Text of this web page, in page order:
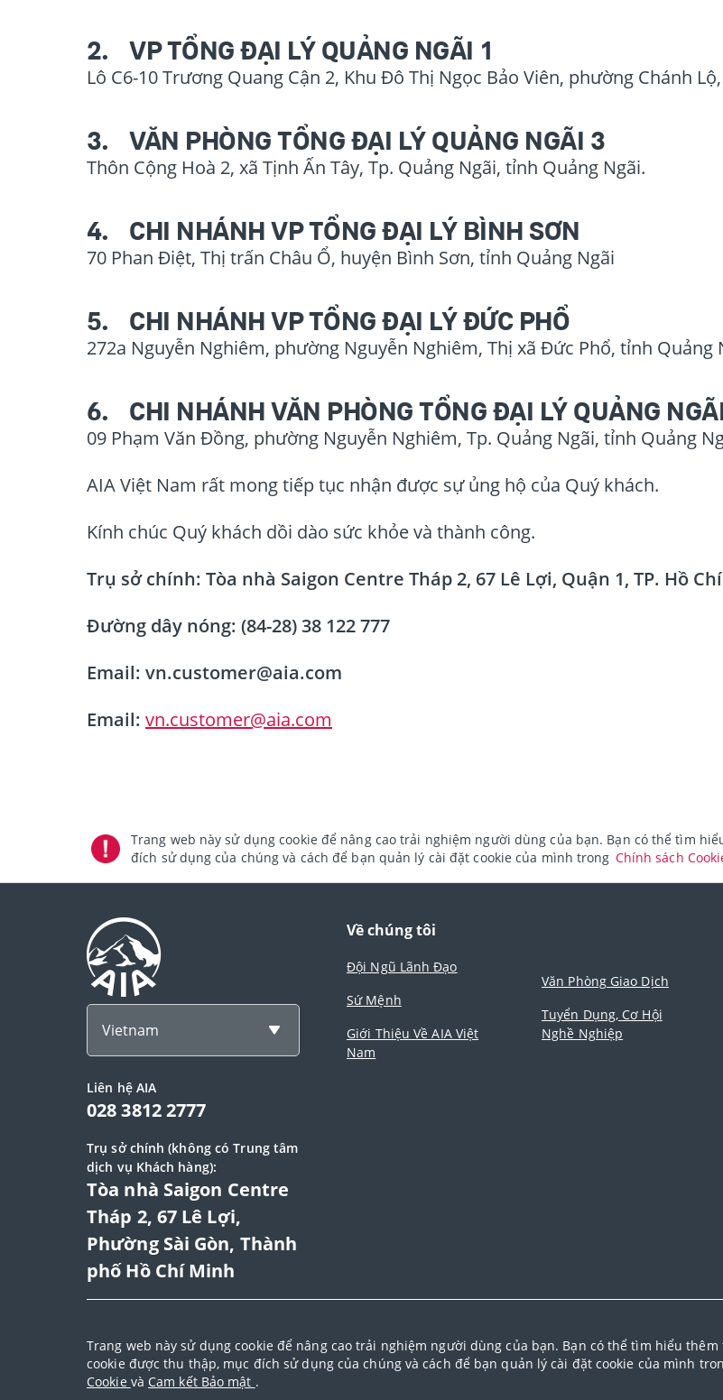
2. VP TỔNG ĐẠI LÝ QUẢNG NGÃI 1
Lô C6-10 Trương Quang Cận 2, Khu Đô Thị Ngọc Bảo Viên, phường Chánh
3. VĂN PHÒNG TỔNG ĐẠI LÝ QUẢNG NGÃI 3
Thôn Cộng Hoà 2, xã Tịnh Ấn Tây, Tp. Quảng Ngãi, tỉnh Quảng Ngãi.
4. CHI NHÁNH VP TỔNG ĐẠI LÝ BÌNH SƠN
70 Phan Điệt, Thị trấn Châu Ổ, huyện Bình Sơn, tỉnh Quảng Ngãi
5. CHI NHÁNH VP TỔNG ĐẠI LÝ ĐỨC PHỔ
272a Nguyễn Nghiêm, phường Nguyễn Nghiêm, Thị xã Đức Phổ, tỉnh Quảng
6. CHI NHÁNH VĂN PHÒNG TỔNG ĐẠI LÝ QUẢNG
09 Phạm Văn Đồng, phường Nguyễn Nghiêm, Tp. Quảng Ngãi, tỉnh Quảng
AIA Việt Nam rất mong tiếp tục nhận được sự ủng hộ của Quý khách.
Kính chúc Quý khách dồi dào sức khỏe và thành công.
Trụ sở chính: Tòa nhà Saigon Centre Tháp 2, 67 Lê Lợi, Quận 1, TP. Hồ
Đường dây nóng: (84-28) 38 122 777
Email: vn.customer@aia.com
Email: vn.customer@aia.com
Trang web này sử dụng cookie để nâng cao trải nghiệm người dùng của bạn. Bạn có thể tìm
đích sử dụng của chúng và cách để bạn quản lý cài đặt cookie của mình trong Chính sách
Vietnam
Liên hệ AIA
028 3812 2777
Trụ sở chính (không có Trung tâm
dịch vụ Khách hàng):
Tòa nhà Saigon Centre
Tháp 2, 67 Lê Lợi,
Phường Sài Gòn, Thành
phố Hồ Chí Minh
Về chúng tôi
Đội Ngũ Lãnh Đạo
Sứ Mệnh
Giới Thiệu Về AIA Việt
Nam
Văn Phòng Giao Dịch
Tuyển Dụng, Cơ Hội
Nghề Nghiệp
mật | Chính sách bảo vệ dữ liệu cá nhân | Chính sách cookie | Quy tắc đạo đức | Điều khoản và
thanh toán trực tuyến
Trang web này sử dụng cookie để nâng cao trải nghiệm người dùng của bạn. Bạn có thể tìm hiểu thêm
cookie được thu thập, mục đích sử dụng của chúng và cách để bạn quản lý cài đặt cookie của mình
Cookie và Cam kết Bảo mật .